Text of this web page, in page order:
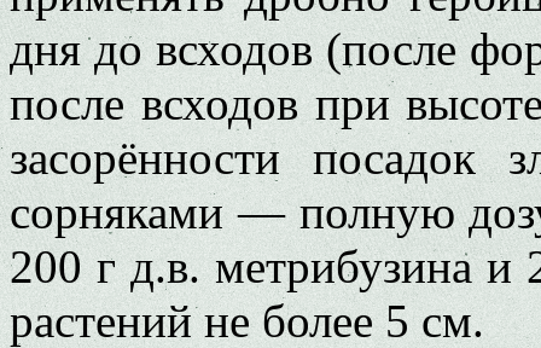
дня до всходов (после
после всходов при
засорённости посадок
сорняками — полную
200 г д.в. метрибузина и
растений не более 5 см.